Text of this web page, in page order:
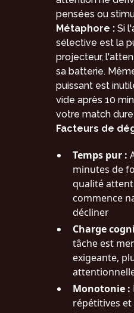
pensées ou
Métaphore :Si
sélective est la
projecteur,
sa batterie.
puissant est
vide après 10
votre match
Facteurs de
Temps pur :
minutes de
qualité
commence
décliner
Charge
tâche est
exigeante,
Monotonie :
répétitives